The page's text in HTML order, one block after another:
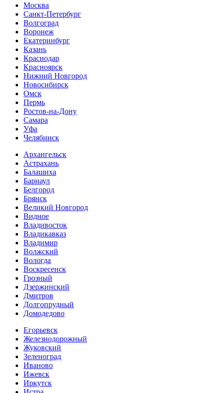
Москва
Санкт-Петербург
Волгоград
Воронеж
Екатеринбург
Казань
Краснодар
Красноярск
Нижний Новгород
Новосибирск
Омск
Пермь
Ростов-на-Дону
Самара
Уфа
Челябинск
Архангельск
Астрахань
Балашиха
Барнаул
Белгород
Брянск
Великий Новгород
Видное
Владивосток
Владикавказ
Владимир
Волжский
Вологда
Воскресенск
Грозный
Дзержинский
Дмитров
Долгопрудный
Домодедово
Егорьевск
Железнодорожный
Жуковский
Зеленоград
Иваново
Ижевск
Иркутск